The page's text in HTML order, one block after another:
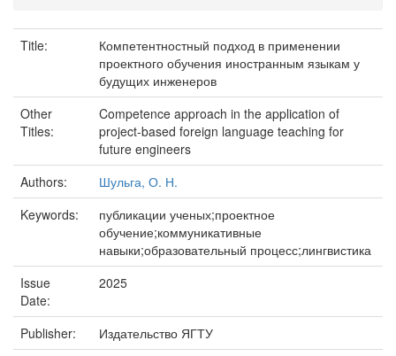
Title:
Компетентностный подход в применении
проектного обучения иностранным языкам у
будущих инженеров
Other
Titles:
Competence approach in the application of
project-based foreign language teaching for
future engineers
Authors:
Шульга, О. Н.
Keywords:
публикации ученых;проектное
обучение;коммуникативные
навыки;образовательный процесс;лингвистика
Issue
Date:
2025
Publisher:
Издательство ЯГТУ